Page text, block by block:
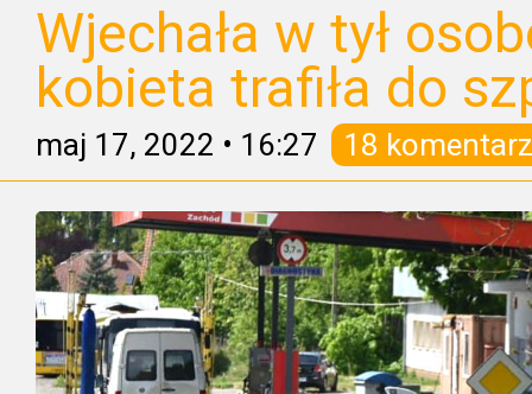
Wjechała w tył
kobieta trafiła do
maj 17, 2022 • 16:27 18